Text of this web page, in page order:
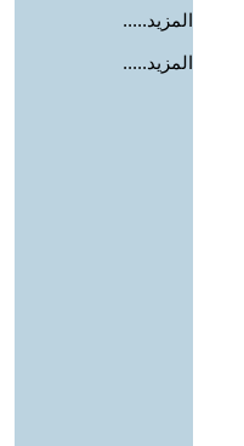
المزيد.....
المزيد.....